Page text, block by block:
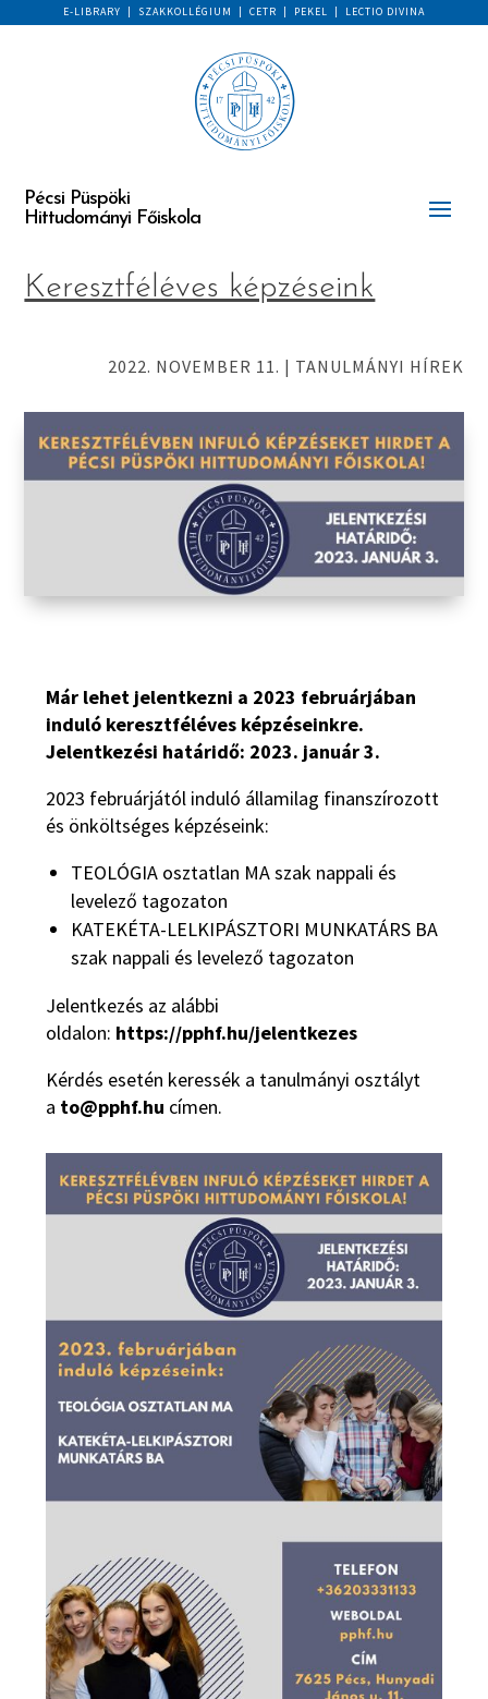
E-LIBRARY | SZAKKOLLÉGIUM | CETR | PEKEL | LECTIO DIVINA
Pécsi Püspöki
Hittudományi Főiskola
Keresztféléves képzéseink
2022. NOVEMBER 11. | TANULMÁNYI HÍREK
Már lehet jelentkezni a 2023 februárjában
induló keresztféléves képzéseinkre.
Jelentkezési határidő: 2023. január 3.
2023 februárjától induló államilag finanszírozott
és önköltséges képzéseink:
TEOLÓGIA osztatlan MA szak nappali és
levelező tagozaton
KATEKÉTA-LELKIPÁSZTORI MUNKATÁRS BA
szak nappali és levelező tagozaton
Jelentkezés az alábbi
oldalon: https://pphf.hu/jelentkezes
Kérdés esetén keressék a tanulmányi osztályt
a to@pphf.hu címen.